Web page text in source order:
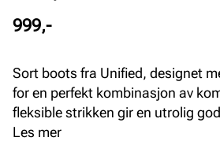
Pris
999,-
Sort boots fra Unified, designet
for en perfekt kombinasjon av
fleksible strikken gir en utrolig
deg bevege deg fritt hele dagen.
Les mer